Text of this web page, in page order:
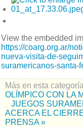
View the embedded
https://coarg.org.ar/
nueva-visita-de-
suramericanos-santa-
Más en esta
OLÍMPICO CON LA
JUEGOS
ACERCA EL
PRENSA »